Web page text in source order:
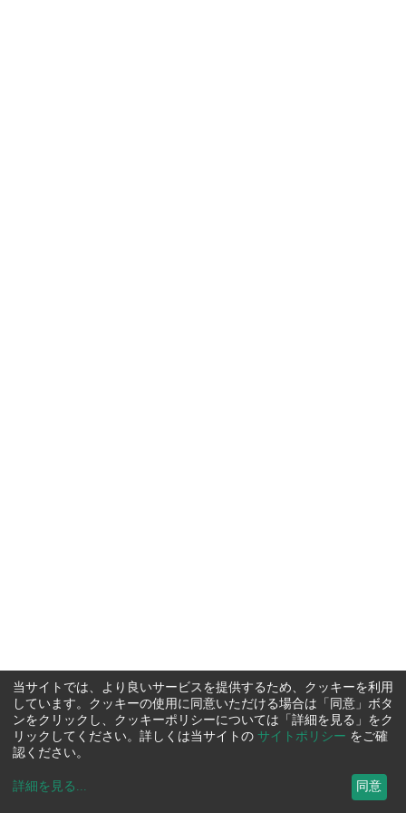
当サイトでは、より良いサービスを提供するため、クッキーを利用
しています。クッキーの使用に同意いただける場合は「同意」ボタ
ンをクリックし、クッキーポリシーについては「詳細を見る」をク
リックしてください。詳しくは当サイトの サイトポリシー をご確
認ください。
詳細を見る ... 同意